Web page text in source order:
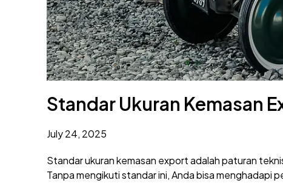
Standar Ukuran Kemasan
July 24, 2025
Standar ukuran kemasan export adalah paturan
Tanpa mengikuti standar ini, Anda bisa menghadapi